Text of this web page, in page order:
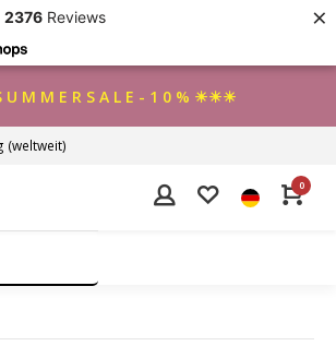
2376 Reviews ×
M M E R S A L E - 1 0 % ☀☀☀
(weltweit)
0